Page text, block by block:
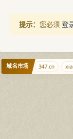
提示： 您必须 登
域名市场 347.cn